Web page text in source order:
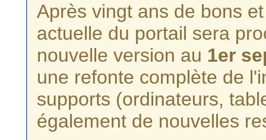
Après vingt ans de bons
actuelle du portail sera
nouvelle version au 1er
une refonte complète de
supports (ordinateurs,
également de nouvelles